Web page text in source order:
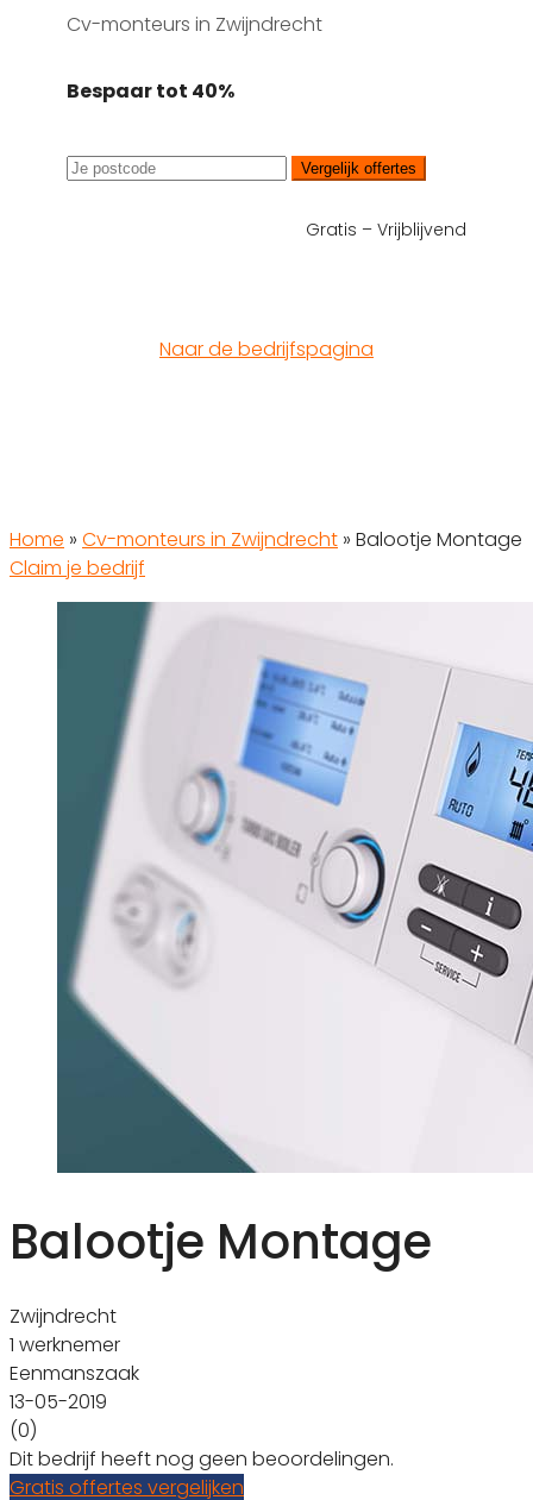
Cv-monteurs in Zwijndrecht
Bespaar tot 40%
Vergelijk offertes
Gratis – Vrijblijvend
Naar de bedrijfspagina
Home » Cv-monteurs in Zwijndrecht » Balootje Montage
Claim je bedrijf
Balootje Montage
Zwijndrecht
1 werknemer
Eenmanszaak
13-05-2019
(0)
Dit bedrijf heeft nog geen beoordelingen.
Gratis offertes vergelijken